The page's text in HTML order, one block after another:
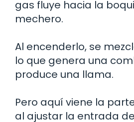
gas fluye hacia la
mechero.
Al encenderlo, se
lo que genera una
produce una llama.
Pero aquí viene la
al ajustar la entrada